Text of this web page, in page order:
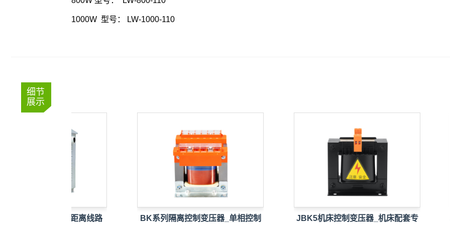
1000W 型号： LW-1000-110
细节
展示
专用升压器_远距离线路 BK系列隔离控制变压器_单相控制 JBK5机床控制变压器_机床配套专